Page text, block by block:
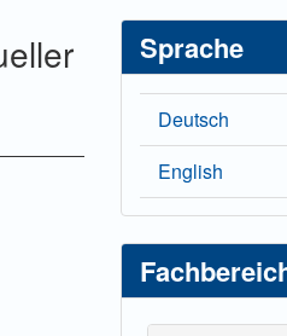
Sprache
Deutsch
English